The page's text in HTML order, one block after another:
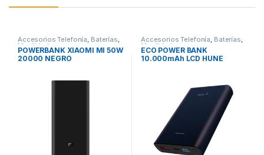
Accesorios Telefonía, Baterías,
Movilidad
POWERBANK XIAOMI MI 50W
20000 NEGRO
Accesorios Telefonía, Baterías,
Movilidad
ECO POWER BANK
10.000mAh LCD HUNE